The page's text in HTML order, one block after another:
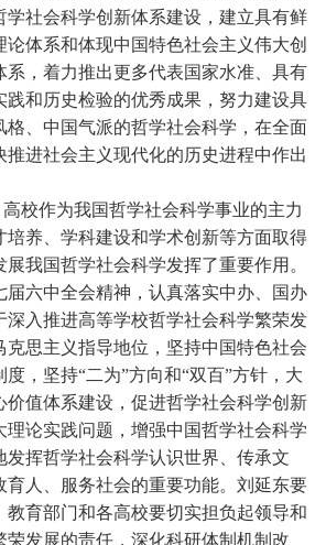
学社会科学创新体系建设，建立具有鲜
论体系和体现中国特色社会主义伟大创
系，着力推出更多代表国家水准、具有
践和历史检验的优秀成果，努力建设具
格、中国气派的哲学社会科学，在全面
推进社会主义现代化的历史进程中作出
校作为我国哲学社会科学事业的主力
培养、学科建设和学术创新等方面取得
我国哲学社会科学发挥了重要作用。
届六中全会精神，认真落实中办、国办
深入推进高等学校哲学社会科学繁荣发
克思主义指导地位，坚持中国特色社会
，坚持“二为”方向和“双百”方针，大
价值体系建设，促进哲学社会科学创新
理论实践问题，增强中国哲学社会科学
发挥哲学社会科学认识世界、传承文
育人、服务社会的重要功能。刘延东要
教育部门和各高校要切实担负起领导和
荣发展的责任，深化科研体制机制改